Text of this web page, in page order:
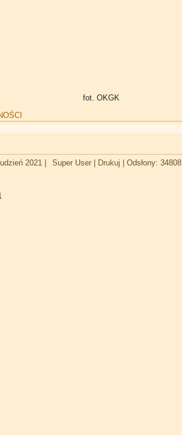
fot. OKGK
2021 Super User Drukuj Odsłony: 34808